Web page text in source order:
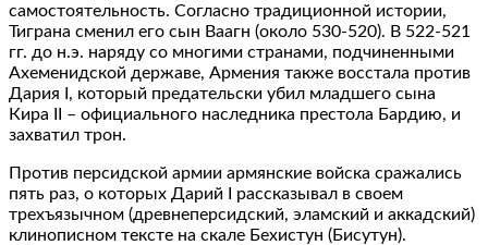
самостоятельность. Согласно традиционной истории,
Тиграна сменил его сын Ваагн (около 530-520). В 522-521
гг. до н.э. наряду со многими странами, подчиненными
Ахеменидской державе, Армения также восстала против
Дария I, который предательски убил младшего сына
Кира II – официального наследника престола Бардию, и
захватил трон.
Против персидской армии армянские войска сражались
пять раз, о которых Дарий I рассказывал в своем
трехъязычном (древнеперсидский, эламский и аккадский)
клинописном тексте на скале Бехистун (Бисутун).